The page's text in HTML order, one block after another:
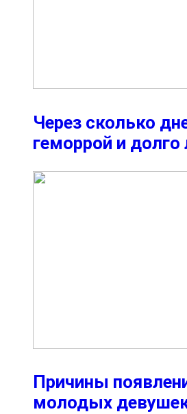
Через сколько
геморрой и долго
Причины
молодых